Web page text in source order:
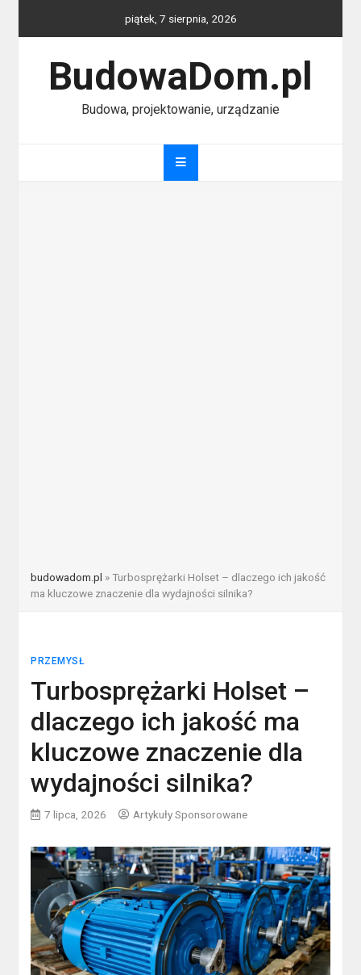
piątek, 7 sierpnia, 2026
BudowaDom.pl
Budowa, projektowanie, urządzanie
budowadom.pl »Turbosprężarki Holset – dlaczego ich jakość
ma kluczowe znaczenie dla wydajności silnika?
PRZEMYSŁ
Turbosprężarki Holset –
dlaczego ich jakość ma
kluczowe znaczenie dla
wydajności silnika?
7 lipca, 2026 Artykuły Sponsorowane